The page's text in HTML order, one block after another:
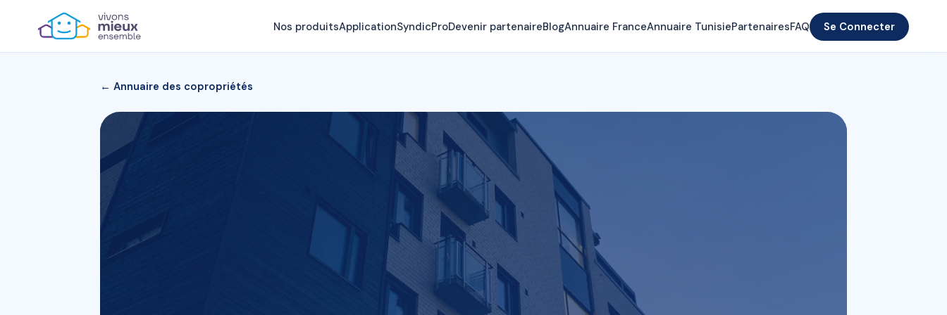
Nos produitsApplicationSyndicProDevenir partenaireBlogAnnuaire FranceAnnuaire TunisiePartenairesFAQ Se Connecter
← Annuaire des copropriétés